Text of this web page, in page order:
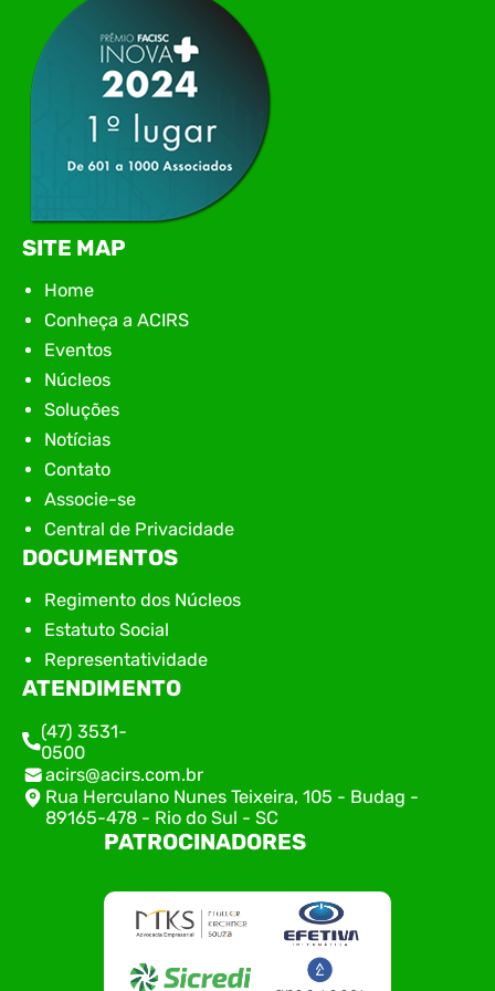
SITE MAP
Home
Conheça a ACIRS
Eventos
Núcleos
Soluções
Notícias
Contato
Associe-se
Central de Privacidade
DOCUMENTOS
Regimento dos Núcleos
Estatuto Social
Representatividade
ATENDIMENTO
(47) 3531-
0500
acirs@acirs.com.br
Rua Herculano Nunes Teixeira, 105 - Budag -
89165-478 - Rio do Sul - SC
PATROCINADORES